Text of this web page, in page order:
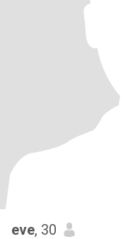
eve, 30